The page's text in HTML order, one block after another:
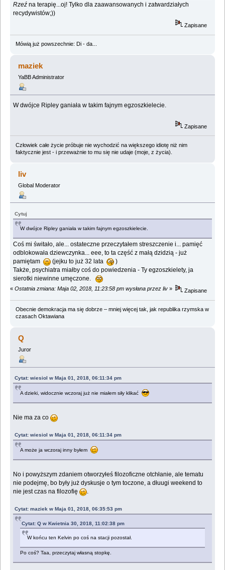
Rzeźna terapię...oj! Tylko dla zaawansowanych i zatwardziałych
recydywistów;))
Zapisane
Mówią już powszechnie: Di - da...
maziek
YaBB Administrator
W dwójce Ripley ganiała w takim fajnym egzoszkielecie.
Zapisane
Człowiek całe życie próbuje nie wychodzić na większego idiotę niż nim
faktycznie jest - i przeważnie to mu się nie udaje (moje, z życia).
liv
Global Moderator
Cytuj
W dwójce Ripley ganiała w takim fajnym egzoszkielecie.
Coś mi świtało, ale... ostateczne przeczytałem streszczenie i... pamięć
odblokowała dziewczynka... eee, to ta część z małą dzidzią - już
pamiętam
(jejku to już 32 lata
)
Także, psychiatra miałby coś do powiedzenia - Ty egzoszkielety, ja
sierotki niewinne umęczone.
« Ostatnia zmiana: Maja 02, 2018, 11:23:58 pm wysłana przez liv » Zapisane
Obecnie demokracja ma się dobrze – mniej więcej tak, jak republika rzymska w
czasach Oktawiana
Q
Juror
Cytat: wiesiol w Maja 01, 2018, 06:11:34 pm
A dzieki, widocznie wczoraj już nie miałem siły klikać
Nie ma za co
Cytat: wiesiol w Maja 01, 2018, 06:11:34 pm
A może ja wczoraj inny byłem
No i powyższym zdaniem otworzyłeś filozoficzne otchłanie, ale tematu
nie podejmę, bo były już dyskusje o tym toczone, a dłuugi weekend to
nie jest czas na filozofię
.
Cytat: maziek w Maja 01, 2018, 06:35:53 pm
Cytat: Q w Kwietnia 30, 2018, 11:02:38 pm
W końcu ten Kelvin po coś na stacji pozostał.
Po coś? Taa, przeczytaj własną stopkę.